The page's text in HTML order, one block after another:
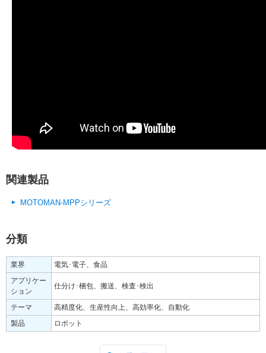
関連製品
MOTOMAN-MPPシリーズ
分類
業界
電気･電子、食品
アプリケー
ション
仕分け･梱包、搬送、検査･検出
テーマ
高精度化、生産性向上、高効率化、自動化
製品
ロボット